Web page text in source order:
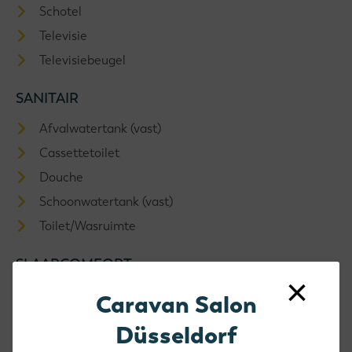
Schotel
Televisie
Televisiebeugel
SANITAIR
Afvalwatertank (vast)
Cassettetoilet
Douche
Schoonwatertank (vast)
Toilet/Wasruimte
SLAAPCOMFORT
Extra matras tussen enkele bedden
Matras traagschuim
Caravan Salon
Düsseldorf
×